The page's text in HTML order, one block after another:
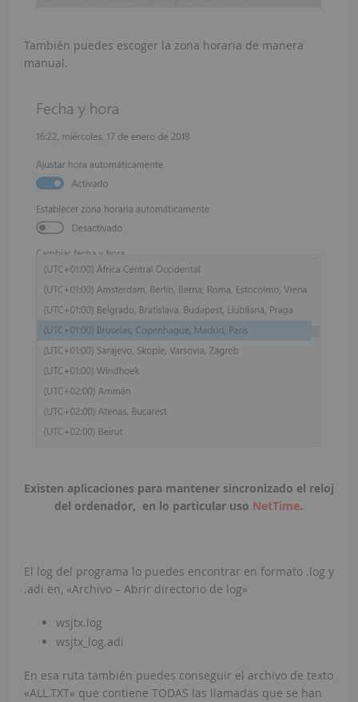
También puedes escoger la zona horaria de manera
manual.
Existen aplicaciones para mantener sincronizado el reloj
del ordenador, en lo particular uso NetTime.
El log del programa lo puedes encontrar en formato .log y
.adi en, «Archivo – Abrir directorio de log»
wsjtx.log
wsjtx_log.adi
En esa ruta también puedes conseguir el archivo de texto
«ALL.TXT» que contiene TODAS las llamadas que se han